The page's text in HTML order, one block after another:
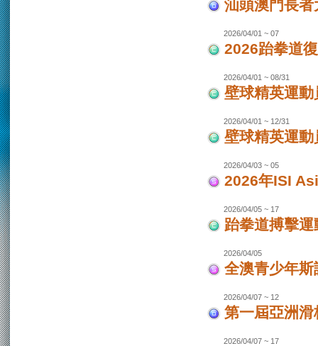
汕頭澳門長
2026/04/01 ~ 07
2026跆拳道
2026/04/01 ~ 08/31
壁球精英運
2026/04/01 ~ 12/31
壁球精英運
2026/04/03 ~ 05
2026年ISI
2026/04/05 ~ 17
跆拳道搏擊
2026/04/05
全澳青少年
2026/04/07 ~ 12
第一屆亞洲
2026/04/07 ~ 17